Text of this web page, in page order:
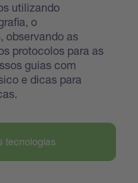
utilizando
o
observando as
protocolos para as
guias com
e dicas para
tecnologias